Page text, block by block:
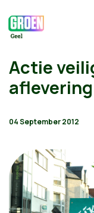
Actie
04 September 2012